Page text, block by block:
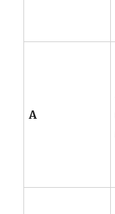
A